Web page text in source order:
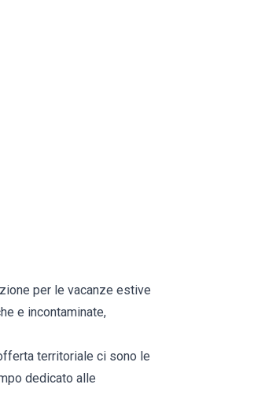
per le vacanze estive
e incontaminate,
territoriale ci sono le
dedicato alle